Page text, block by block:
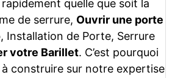
quelle que soit la
de serrure, Ouvrir une porte
, Installation de Porte, Serrure
votre Barillet. C’est pourquoi
construire sur notre expertise